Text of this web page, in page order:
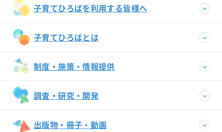
子育てひろばを利用する皆様へ
子育てひろばとは
制度・施策・情報提供
調査・研究・開発
出版物・冊子・動画